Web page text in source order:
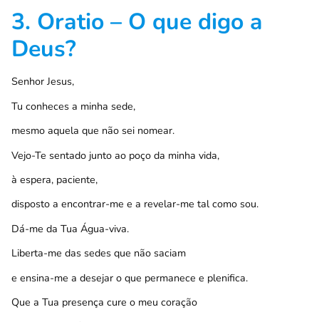
3. Oratio – O que digo a
Deus?
Senhor Jesus,
Tu conheces a minha sede,
mesmo aquela que não sei nomear.
Vejo-Te sentado junto ao poço da minha vida,
à espera, paciente,
disposto a encontrar-me e a revelar-me tal como sou.
Dá-me da Tua Água-viva.
Liberta-me das sedes que não saciam
e ensina-me a desejar o que permanece e plenifica.
Que a Tua presença cure o meu coração